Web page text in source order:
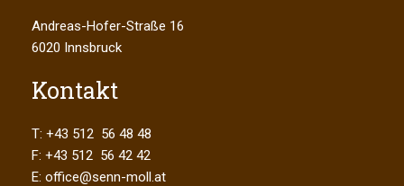
Andreas-Hofer-Straße 16
6020 Innsbruck
Kontakt
T: +43 512 56 48 48
F: +43 512 56 42 42
E: office@senn-moll.at